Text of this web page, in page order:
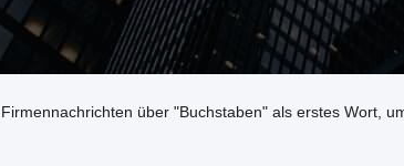
Firmennachrichten über "Buchstaben" als erstes Wort,